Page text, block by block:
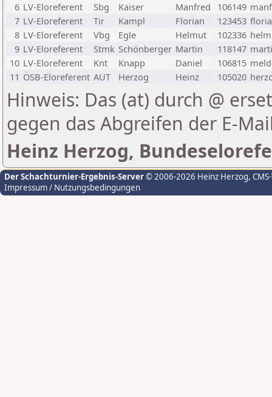
6 LV-Eloreferent Sbg Kaiser Manfred 106149
7 LV-Eloreferent Tir Kampl Florian 123453
8 LV-Eloreferent Vbg Egle Helmut 102336
9 LV-Eloreferent Stmk Schönberger Martin 118147
10 LV-Eloreferent Knt Knapp Daniel 106815
11 ÖSB-Eloreferent AUT Herzog Heinz 105020
Hinweis: Das (at) durch @
gegen das Abgreifen der E-
Heinz Herzog,
Der Schachturnier-Ergebnis-Server© 2006-2026 Heinz Herzog,
Impressum / Nutzungsbedingungen